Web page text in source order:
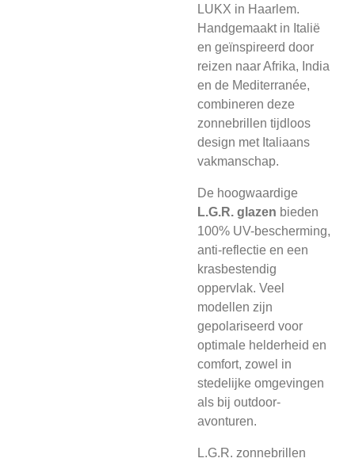
LUKX in Haarlem.
Handgemaakt in Italië
en geïnspireerd door
reizen naar Afrika, India
en de Mediterranée,
combineren deze
zonnebrillen tijdloos
design met Italiaans
vakmanschap.
De hoogwaardige
L.G.R. glazen bieden
100% UV-bescherming,
anti-reflectie en een
krasbestendig
oppervlak. Veel
modellen zijn
gepolariseerd voor
optimale helderheid en
comfort, zowel in
stedelijke omgevingen
als bij outdoor-
avonturen.
L.G.R. zonnebrillen